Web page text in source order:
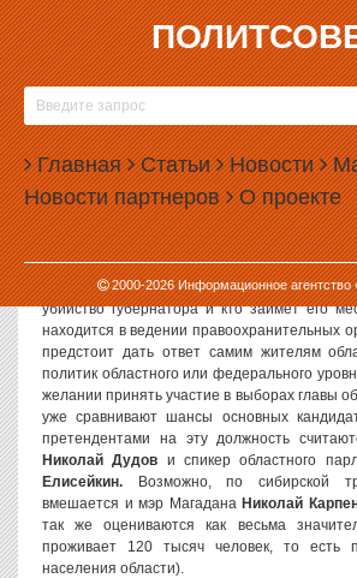
Главная Статьи Новости
Новости партнеров О проекте
2000-2026Информационное агентство
30.10.2002, 10:08
КТО ЗАМЕНИТ ЦВЕТКОВА?
Областная дума Магаданской области
нового губернатора. Уже 2 февраля 2003
кто заменит трагически погибшего
Валентина Цветкова,который не успел
губернатора и половину своего срока.
Сейчас Магадан волнуют два главных
убийство губернатора и кто займёт его
находится в ведении правоохранительных
предстоит дать ответ самим жителям
политик областного или федерального
желании принять участие в выборах главы
уже сравнивают шансы основных
претендентами на эту должность
Николай Дудов и спикер областного
Елисейкин. Возможно, по сибирской
вмешается и мэр Магадана Николай
так же оцениваются как весьма
проживает 120 тысяч человек, то есть
населения области).